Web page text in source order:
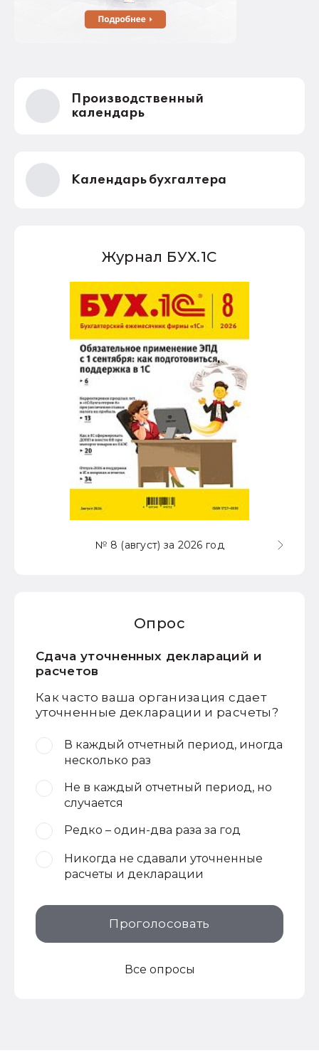
Производственный
календарь
Календарь бухгалтера
Журнал БУХ.1С
№ 8 (август) за 2026 год
Опрос
Сдача уточненных деклараций и
расчетов
Как часто ваша организация сдает
уточненные декларации и расчеты?
В каждый отчетный период, иногда
несколько раз
Не в каждый отчетный период, но
случается
Редко – один-два раза за год
Никогда не сдавали уточненные
расчеты и декларации
Проголосовать
Все опросы